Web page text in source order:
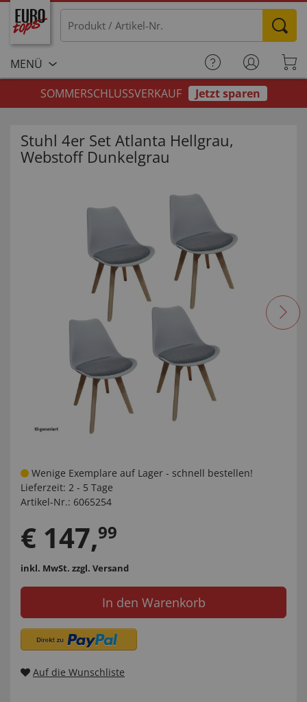
MENÜ
SOMMERSCHLUSSVERKAUF
Jetzt sparen
Stuhl 4er Set Atlanta Hellgrau,
Webstoff Dunkelgrau
Wenige Exemplare auf Lager - schnell bestellen!
Lieferzeit: 2 - 5 Tage
Artikel-Nr.: 6065254
€ 147,99
inkl. MwSt. zzgl. Versand
In den Warenkorb
Auf die Wunschliste